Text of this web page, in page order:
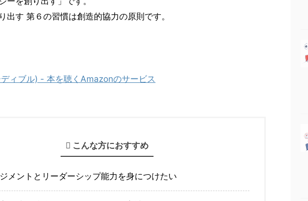
出す 第６の習慣は創造的協力の原則です。
ィブル) - 本を聴くAmazonのサービス
こんな方におすすめ
メントとリーダーシップ能力を身につけたい